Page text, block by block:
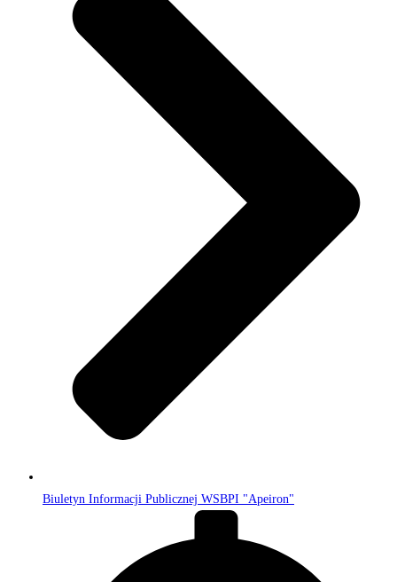
Biuletyn Informacji Publicznej WSBPI "Apeiron"